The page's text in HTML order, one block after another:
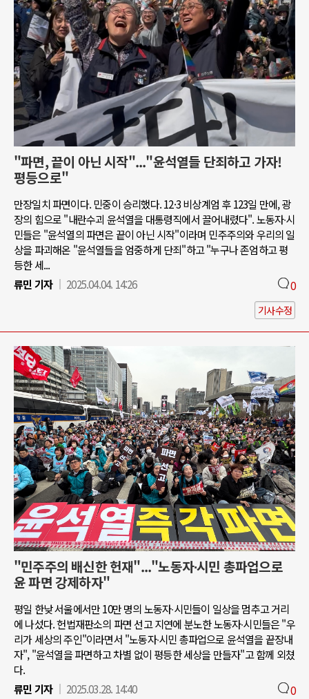
"파면, 끝이 아닌 시작"..."윤석열들 단죄하고 가자!
평등으로"
만장일치 파면이다. 민중이 승리했다. 12·3 비상계엄 후 123일 만에, 광
장의 힘으로 "내란수괴 윤석열을 대통령직에서 끌어내렸다". 노동자∙시
민들은 "윤석열의 파면은 끝이 아닌 시작"이라며 민주주의와 우리의 일
상을 파괴해온 "윤석열들을 엄중하게 단죄"하고 "누구나 존엄하고 평
등한 세...
류민 기자
2025.04.04. 14:26 0
기사수정
"민주주의 배신한 헌재"..."노동자∙시민 총파업으로
윤 파면 강제하자"
평일 한낮 서울에서만 10만 명의 노동자∙시민들이 일상을 멈추고 거리
에 나섰다. 헌법재판소의 파면 선고 지연에 분노한 노동자∙시민들은 "우
리가 세상의 주인"이라면서 "노동자∙시민 총파업으로 윤석열을 끝장내
자", "윤석열을 파면하고 차별 없이 평등한 세상을 만들자"고 함께 외쳤
다.
류민 기자
2025.03.28. 14:40 0